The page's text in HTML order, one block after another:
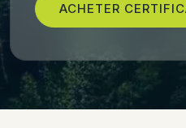
ACHETER